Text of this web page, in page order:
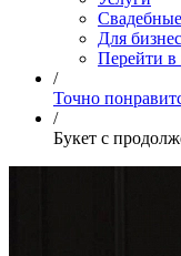
Для
Перейти в
/
Точно
/
Букет с